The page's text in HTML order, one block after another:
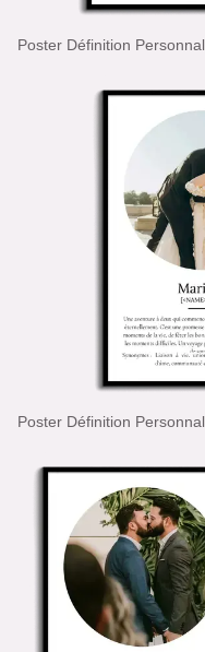
Poster Définition
Poster Définition